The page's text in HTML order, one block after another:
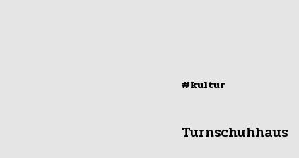
#kultur
Turnschuhhaus